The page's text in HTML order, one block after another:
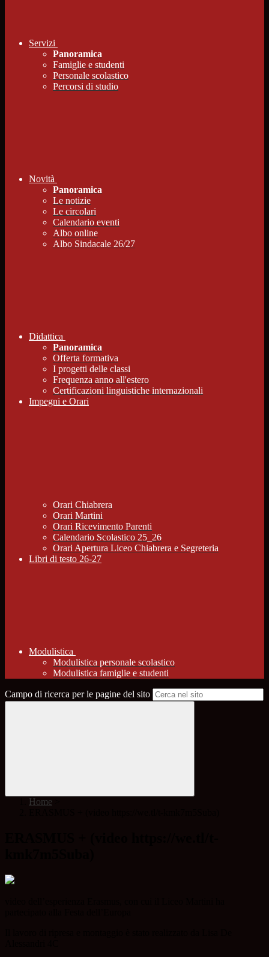
Servizi
Panoramica
Famiglie e studenti
Personale scolastico
Percorsi di studio
Novità
Panoramica
Le notizie
Le circolari
Calendario eventi
Albo online
Albo Sindacale 26/27
Didattica
Panoramica
Offerta formativa
I progetti delle classi
Frequenza anno all'estero
Certificazioni linguistiche internazionali
Impegni e Orari
Orari Chiabrera
Orari Martini
Orari Ricevimento Parenti
Calendario Scolastico 25_26
Orari Apertura Liceo Chiabrera e Segreteria
Libri di testo 26-27
Modulistica
Modulistica personale scolastico
Modulistica famiglie e studenti
Campo di ricerca per le pagine del sito
Home